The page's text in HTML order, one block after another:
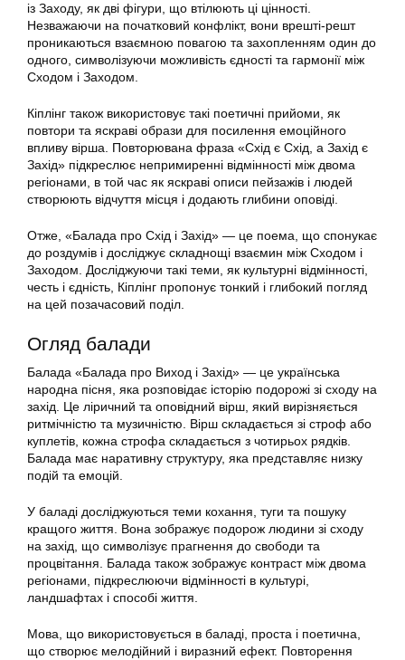
із Заходу, як дві фігури, що втілюють ці цінності.
Незважаючи на початковий конфлікт, вони врешті-решт
проникаються взаємною повагою та захопленням один до
одного, символізуючи можливість єдності та гармонії між
Сходом і Заходом.
Кіплінг також використовує такі поетичні прийоми, як
повтори та яскраві образи для посилення емоційного
впливу вірша. Повторювана фраза «Схід є Схід, а Захід є
Захід» підкреслює непримиренні відмінності між двома
регіонами, в той час як яскраві описи пейзажів і людей
створюють відчуття місця і додають глибини оповіді.
Отже, «Балада про Схід і Захід» — це поема, що спонукає
до роздумів і досліджує складнощі взаємин між Сходом і
Заходом. Досліджуючи такі теми, як культурні відмінності,
честь і єдність, Кіплінг пропонує тонкий і глибокий погляд
на цей позачасовий поділ.
Огляд балади
Балада «Балада про Виход і Захід» — це українська
народна пісня, яка розповідає історію подорожі зі сходу на
захід. Це ліричний та оповідний вірш, який вирізняється
ритмічністю та музичністю. Вірш складається зі строф або
куплетів, кожна строфа складається з чотирьох рядків.
Балада має наративну структуру, яка представляє низку
подій та емоцій.
У баладі досліджуються теми кохання, туги та пошуку
кращого життя. Вона зображує подорож людини зі сходу
на захід, що символізує прагнення до свободи та
процвітання. Балада також зображує контраст між двома
регіонами, підкреслюючи відмінності в культурі,
ландшафтах і способі життя.
Мова, що використовується в баладі, проста і поетична,
що створює мелодійний і виразний ефект. Повторення